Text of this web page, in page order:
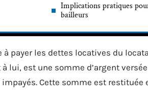
Implications pratiques
bailleurs
à payer les dettes locatives du
lui, est une somme d’argent
Cette somme est restituée